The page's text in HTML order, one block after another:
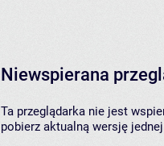
Niewspierana
Ta przeglądarka nie jest
pobierz aktualną wersję